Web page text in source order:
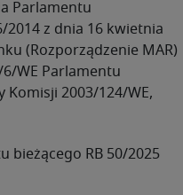
Parlamentu
2014 z dnia 16 kwietnia
(Rozporządzenie MAR)
WE Parlamentu
Komisji 2003/124/WE,
bieżącego RB 50/2025